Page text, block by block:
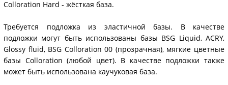
Colloration Hard - жёсткая база.
Требуется подложка из эластичной базы. В качестве
подложки могут быть использованы базы BSG Liquid, ACRY,
Glossy fluid, BSG Colloration 00 (прозрачная), мягкие цветные
базы Colloration (любой цвет). В качестве подложки также
может быть использована каучуковая база.